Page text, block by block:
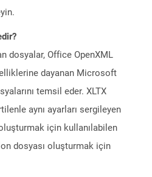
dosyalar, Office OpenXML
dayanan Microsoft
temsil eder. XLTX
aynı ayarları sergileyen
için kullanılabilen
dosyası oluşturmak için